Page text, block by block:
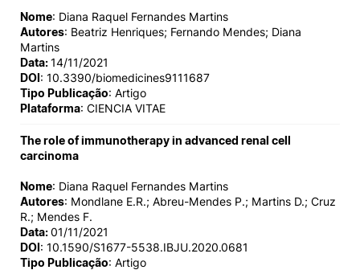
Nome: Diana Raquel Fernandes Martins
Autores: Beatriz Henriques; Fernando Mendes; Diana
Martins
Data:14/11/2021
DOI: 10.3390/biomedicines9111687
Tipo Publicação: Artigo
Plataforma: CIENCIA VITAE
The role of immunotherapy in advanced renal cell
carcinoma
Nome: Diana Raquel Fernandes Martins
Autores: Mondlane E.R.; Abreu-Mendes P.; Martins D.; Cruz
R.; Mendes F.
Data:01/11/2021
DOI: 10.1590/S1677-5538.IBJU.2020.0681
Tipo Publicação: Artigo